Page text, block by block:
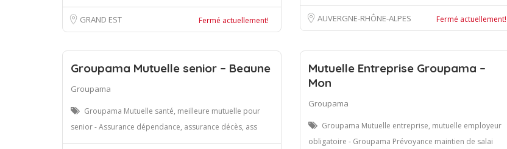
GRAND EST Fermé actuellement! AUVERGNE-RHÔNE-ALPES Fermé actuellement!
Groupama Mutuelle senior – Beaune
Groupama
Groupama Mutuelle santé, meilleure mutuelle pour
senior - Assurance dépendance, assurance décès, ass
Mutuelle Entreprise Groupama –
Mon
Groupama
Groupama Mutuelle entreprise, mutuelle employeur
obligatoire - Groupama Prévoyance maintien de salai